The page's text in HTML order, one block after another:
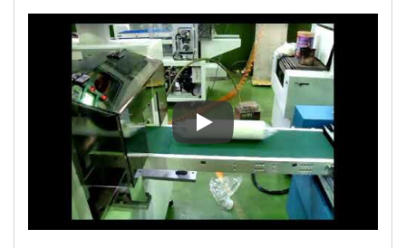
empaquetado retráctil de